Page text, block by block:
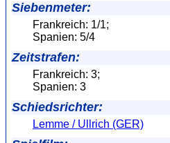
Siebenmeter:
Frankreich: 1/1;
Spanien: 5/4
Zeitstrafen:
Frankreich: 3;
Spanien: 3
Schiedsrichter:
Lemme / Ullrich (GER)